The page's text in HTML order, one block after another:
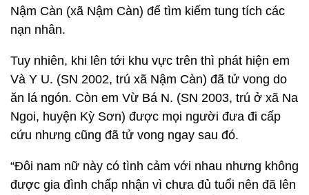
Nậm Càn (xã Nậm Càn) để tìm kiếm tung tích các
nạn nhân.
Tuy nhiên, khi lên tới khu vực trên thì phát hiện em
Và Y U. (SN 2002, trú xã Nậm Càn) đã tử vong do
ăn lá ngón. Còn em Vừ Bá N. (SN 2003, trú ở xã Na
Ngoi, huyện Kỳ Sơn) được mọi người đưa đi cấp
cứu nhưng cũng đã tử vong ngay sau đó.
“Đôi nam nữ này có tình cảm với nhau nhưng không
được gia đình chấp nhận vì chưa đủ tuổi nên đã lên